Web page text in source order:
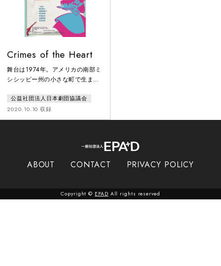
Crimes of the Heart
舞台は1974年。アメリカの南部ミ
シシッピー州の小さな町で生まれ
面倒をひとりでみている、異性に
は奥手の長女レニー。ロサンゼル
スで歌手をめざすも挫折寸前、そ
みを抱える三女ベイブ。ある日、
された。久しぶりに生まれた家に
決する
公益社団法人日本劇団協議会
2020.10.10 収録
ABOUT CONTACT PRIVACY POLICY
Copyright © EPAD All rights reserved